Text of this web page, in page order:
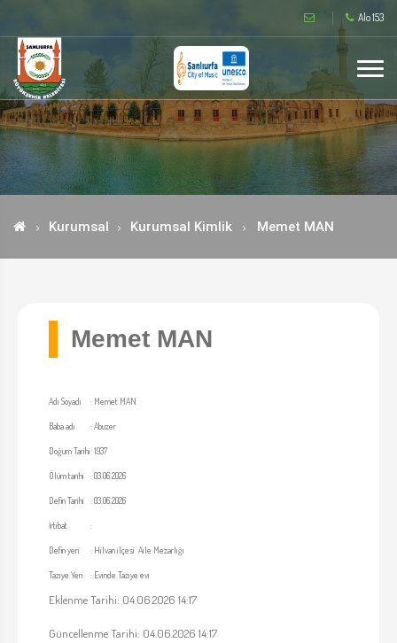
Alo 153
Kurumsal Kurumsal Kimlik Memet MAN
Memet MAN
Adı Soyadı : Memet MAN
Baba adı :Abuzer
Doğum Tarihi:1937
Ölüm tarihi :03.06.2026
Defin Tarihi :03.06.2026
İrtibat :
Defin yeri : Hilvan ilçesi Aile Mezarlığı
Taziye Yeri : Evinde Taziye evi
Eklenme Tarihi: 04.06.2026 14:17
Güncellenme Tarihi: 04.06.2026 14:17